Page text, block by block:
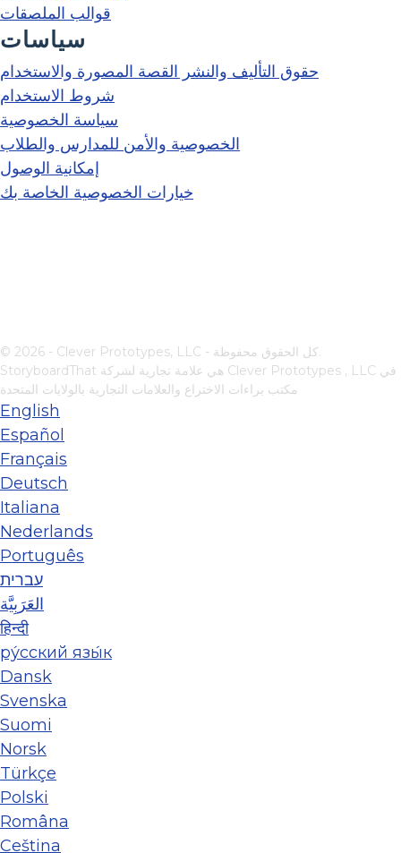
قوالب الملصقات
سياسات
حقوق التأليف والنشر القصة المصورة والاستخدام
شروط الاستخدام
سياسة الخصوصية
الخصوصية والأمن للمدارس والطلاب
إمكانية الوصول
خيارات الخصوصية الخاصة بك
Clever Prototypes , LLC
مكتب براءات الاختراع والعلامات التجارية بالولايات المتحدة
English
Español
Français
Deutsch
Italiana
Nederlands
Português
עברית
العَرَبِيَّة
हिन्दी
ру́сский язы́к
Dansk
Svenska
Suomi
Norsk
Türkçe
Polski
Româna
Ceština